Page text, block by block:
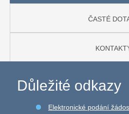
ČASTÉ
Důležité odkazy
Elektronické podání